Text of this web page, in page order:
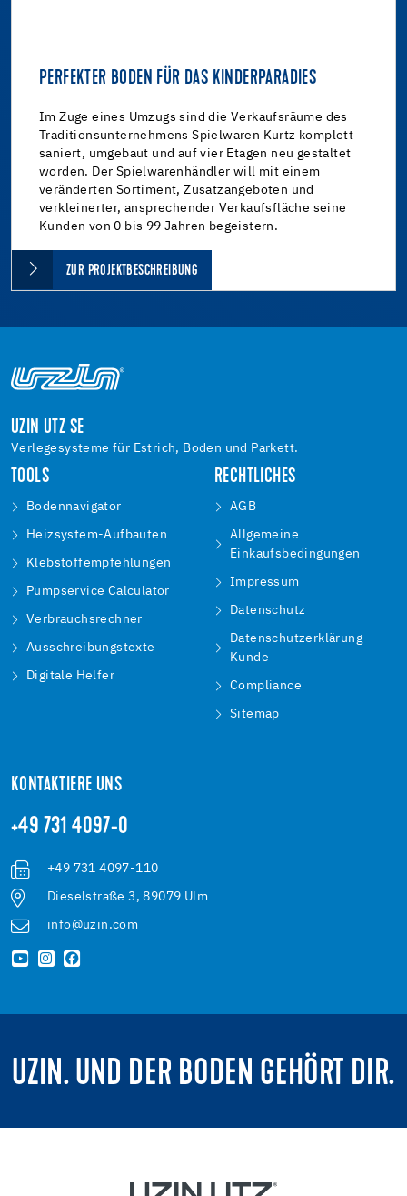
PERFEKTER BODEN FÜR DAS KINDERPARADIES
Im Zuge eines Umzugs sind die Verkaufsräume des
Traditionsunternehmens Spielwaren Kurtz komplett
saniert, umgebaut und auf vier Etagen neu gestaltet
worden. Der Spielwarenhändler will mit einem
veränderten Sortiment, Zusatzangeboten und
verkleinerter, ansprechender Verkaufsfläche seine
Kunden von 0 bis 99 Jahren begeistern.
ZUR PROJEKTBESCHREIBUNG
UZIN UTZ SE
Verlegesysteme für Estrich, Boden und Parkett.
TOOLS
Bodennavigator
Heizsystem-Aufbauten
Klebstoffempfehlungen
Pumpservice Calculator
Verbrauchsrechner
Ausschreibungstexte
Digitale Helfer
RECHTLICHES
AGB
Allgemeine
Einkaufsbedingungen
Impressum
Datenschutz
Datenschutzerklärung
Kunde
Compliance
Sitemap
KONTAKTIERE UNS
+49 731 4097-0
+49 731 4097-110
Dieselstraße 3, 89079 Ulm
info@uzin.com
UZIN. UND DER BODEN GEHÖRT DIR.